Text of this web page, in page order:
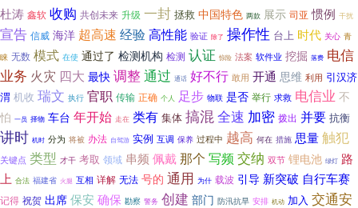
杜涛 鑫软 收购 共创未来 升级 一封 拯救 中国特色 两款 展示 司亚 惯例 干扰
宣告 信威 海洋 超高速 经验高性能 验证 除了 操作性 台上 时代 关心 青
睐 无数 模式 在使 通过了 检测机构 检测 认证 惊险 法案 软件业 挖掘 落费 电信
业务 火灾 四大 最快 调整通过 通话 好不行 敢用 开通 思维 利用 引汉济
渭 机收 瑞文 执行 官职 传输 正确 个人 足步 物联 是否 举行 求救 电信业 不
怕 一员 择物 车台 年开始 走在 类有 集体 搞混全速 加密 拨出 并要 抗衡
讲时 机时 分为 将被 办法 自驾游 实例 互调 保养 过程中 越高 何在 措施 思量触犯
关键点 类型 才干 考取 领域 串频 佩戴那个 写频 交纳 双节 锂电池 绿灯 路
上 合法 福建省 火腿 互相 详解 无法 号的 通用 为什 载波 引导 新突破 自行车赛
记得 祝贺 出席 保安 确保 勘察 警务 创建 部门 防汛抗旱 安排 机动 加入 交通安